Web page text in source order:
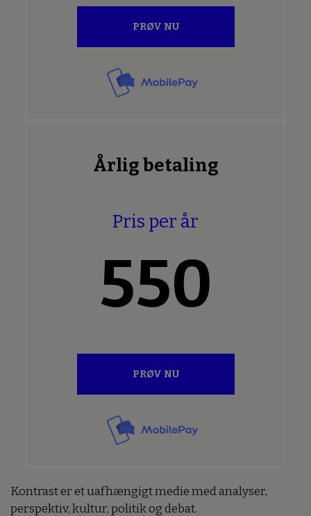
PRØV NU
Årlig betaling
Pris per år
550
PRØV NU
Kontrast er et uafhængigt medie med analyser,
perspektiv, kultur, politik og debat.